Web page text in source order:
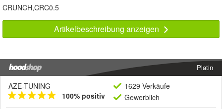
CRUNCH,CRC0.5
Artikelbeschreibung anzeigen
Platin
AZE-TUNING
100% positiv
1629 Verkäufe
Gewerblich